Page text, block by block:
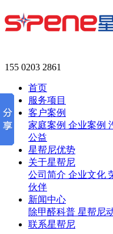
155 0203 2861
首页
服务项目
客户案例
家庭案例 企业案例
公益
星帮尼优势
关于星帮尼
公司简介 企业文化
伙伴
新闻中心
除甲醛科普 星帮尼
联系星帮尼